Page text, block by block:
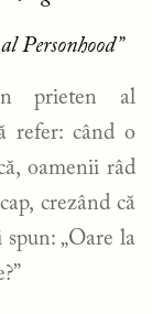
Personhood”
prieten al
refer: când o
oamenii râd
crezând că
spun: „Oare la